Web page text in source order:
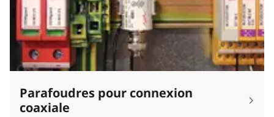
Parafoudres pour connexion
coaxiale